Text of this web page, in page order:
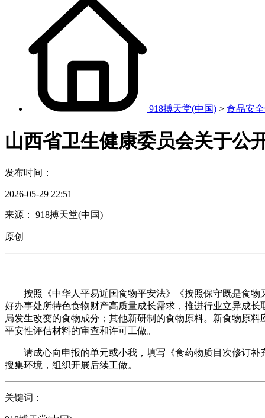
918搏天堂(中国) > 食品安
山西省卫生健康委员会关于公
发布时间：
2026-05-29 22:51
来源： 918搏天堂(中国)
原创
按照《中华人平易近国食物平安法》《按照保守既是食物
好办事处所特色食物财产高质量成长需求，推进行业立异成
局发生改变的食物成分；其他新研制的食物原料。新食物原
平安性评估材料的审查和许可工做。
请成心向申报的单元或小我，填写《食药物质目次修订补
搜集环境，组织开展后续工做。
关键词：